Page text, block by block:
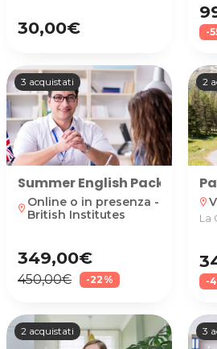
30,00€ -
3 acquistati
Summer English Pack: 10
location_on Online o in presenza -
British Institutes
349,00€
450,00€ -22%
2
location_on
La
-
2 acquistati 3